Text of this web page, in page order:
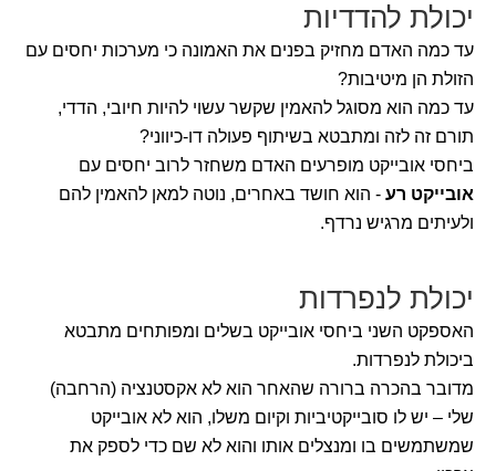
יכולת להדדיות
עד כמה האדם מחזיק בפנים את האמונה כי מערכות יחסים עם
הזולת הן מיטיבות?
עד כמה הוא מסוגל להאמין שקשר עשוי להיות חיובי, הדדי,
תורם זה לזה ומתבטא בשיתוף פעולה דו-כיווני?
ביחסי אובייקט מופרעים האדם משחזר לרוב יחסים עם
אובייקט רע - הוא חושד באחרים, נוטה למאן להאמין להם
ולעיתים מרגיש נרדף.
יכולת לנפרדות
האספקט השני ביחסי אובייקט בשלים ומפותחים מתבטא
ביכולת לנפרדות.
מדובר בהכרה ברורה שהאחר הוא לא אקסטנציה (הרחבה)
שלי – יש לו סובייקטיביות וקיום משלו, הוא לא אובייקט
שמשתמשים בו ומנצלים אותו והוא לא שם כדי לספק את